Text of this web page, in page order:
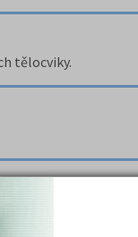
tělocviky.